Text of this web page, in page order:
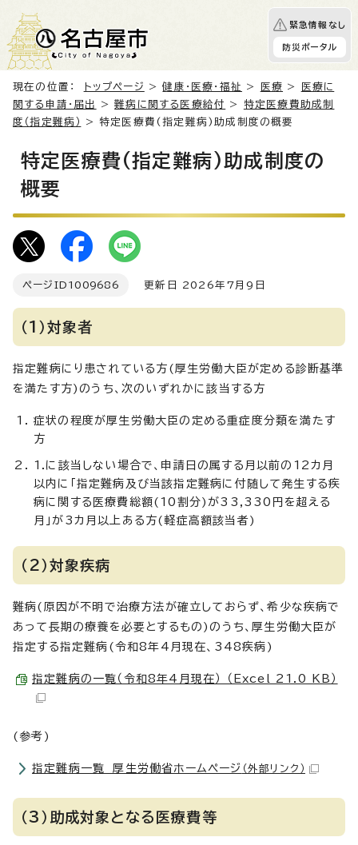
緊急情報なし
防災ポータル
現在の位置： トップページ >健康・医療・福祉 > 医療 >
医療に
関する申請・届出
>難病に関する医療給付 > 特定医療費助成制
度（指定難病）
> 特定医療費(指定難病)助成制度の概要
特定医療費(指定難病)助成制度の
概要
ページID 1009686 更新日 2026年7月9日
（1）対象者
指定難病にり患されている方(厚生労働大臣が定める診断基準
を満たす方)のうち、次のいずれかに該当する方
症状の程度が厚生労働大臣の定める重症度分類を満たす
方
1.に該当しない場合で、申請日の属する月以前の12カ月
以内に「指定難病及び当該指定難病に付随して発生する疾
病に関する医療費総額(10割分)が33,330円を超える
月」が3カ月以上ある方(軽症高額該当者)
（2）対象疾病
難病(原因が不明で治療方法が確立しておらず、希少な疾病で
あって長期の療養を必要とするもの)のうち、厚生労働大臣が
指定する指定難病(令和8年4月現在、348疾病)
指定難病の一覧（令和8年4月現在） （Excel 21.0 KB）
(参考)
指定難病一覧 厚生労働省ホームページ （外部リンク）
（3）助成対象となる医療費等